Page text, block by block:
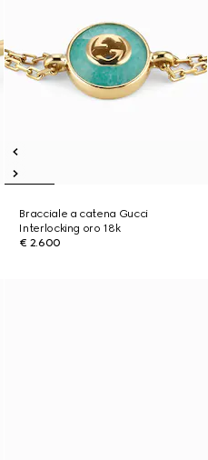
Bracciale a catena Gucci
Interlocking oro 18k
€ 2.600